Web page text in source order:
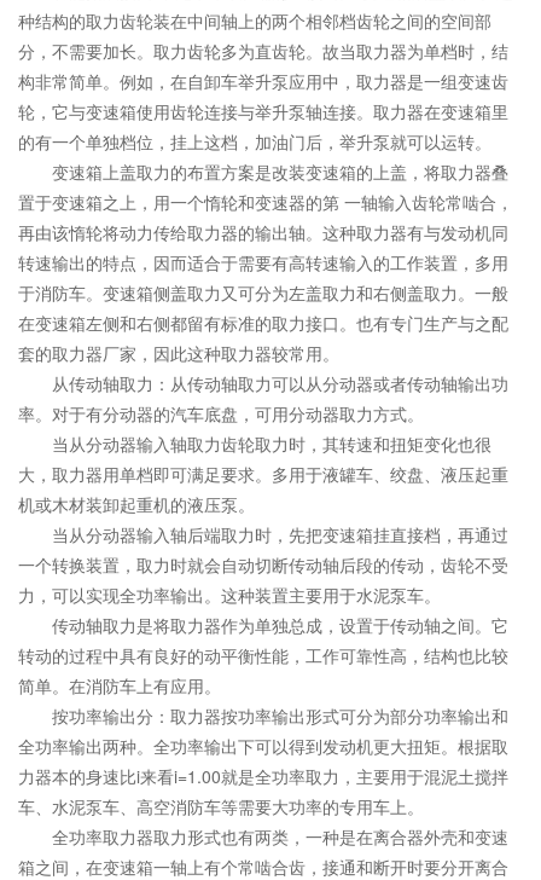
种结构的取力齿轮装在中间轴上的两个相邻档齿轮之间的空间部
分，不需要加长。取力齿轮多为直齿轮。故当取力器为单档时，结
构非常简单。例如，在自卸车举升泵应用中，取力器是一组变速齿
轮，它与变速箱使用齿轮连接与举升泵轴连接。取力器在变速箱里
的有一个单独档位，挂上这档，加油门后，举升泵就可以运转。
变速箱上盖取力的布置方案是改装变速箱的上盖，将取力器叠
置于变速箱之上，用一个惰轮和变速器的第 一轴输入齿轮常啮合，
再由该惰轮将动力传给取力器的输出轴。这种取力器有与发动机同
转速输出的特点，因而适合于需要有高转速输入的工作装置，多用
于消防车。变速箱侧盖取力又可分为左盖取力和右侧盖取力。一般
在变速箱左侧和右侧都留有标准的取力接口。也有专门生产与之配
套的取力器厂家，因此这种取力器较常用。
从传动轴取力：从传动轴取力可以从分动器或者传动轴输出功
率。对于有分动器的汽车底盘，可用分动器取力方式。
当从分动器输入轴取力齿轮取力时，其转速和扭矩变化也很
大，取力器用单档即可满足要求。多用于液罐车、绞盘、液压起重
机或木材装卸起重机的液压泵。
当从分动器输入轴后端取力时，先把变速箱挂直接档，再通过
一个转换装置，取力时就会自动切断传动轴后段的传动，齿轮不受
力，可以实现全功率输出。这种装置主要用于水泥泵车。
传动轴取力是将取力器作为单独总成，设置于传动轴之间。它
转动的过程中具有良好的动平衡性能，工作可靠性高，结构也比较
简单。在消防车上有应用。
按功率输出分：取力器按功率输出形式可分为部分功率输出和
全功率输出两种。全功率输出下可以得到发动机更大扭矩。根据取
力器本的身速比i来看i=1.00就是全功率取力，主要用于混泥土搅拌
车、水泥泵车、高空消防车等需要大功率的专用车上。
全功率取力器取力形式也有两类，一种是在离合器外壳和变速
箱之间，在变速箱一轴上有个常啮合齿，接通和断开时要分开离合